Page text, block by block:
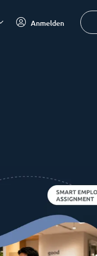
Anmelden